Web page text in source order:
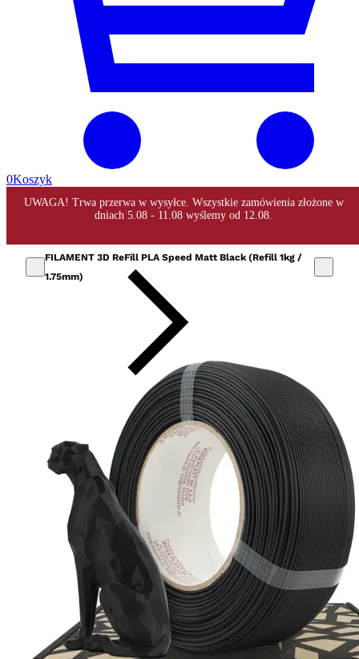
0Koszyk
FILAMENT 3D ReFill PLA Speed Matt Black (Refill 1kg /
1.75mm)